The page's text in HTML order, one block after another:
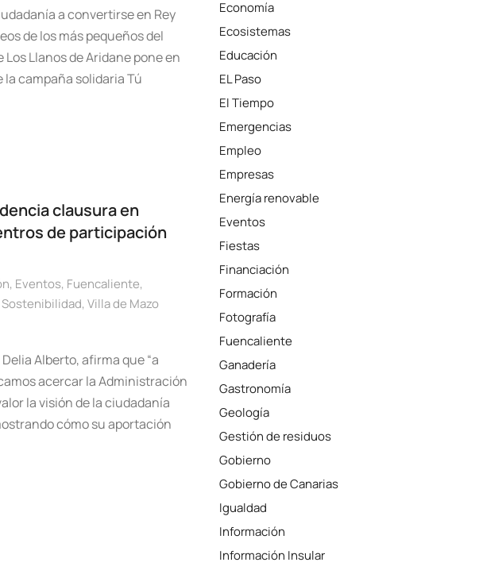
a convertirse en Rey
de los más pequeños del
Llanos de Aridane pone en
campaña solidaria Tú
clausura en
de participación
, Eventos, Fuencaliente,
Sostenibilidad, Villa de Mazo
Alberto, afirma que “a
acercar la Administración
la visión de la ciudadanía
cómo su aportación
Economía
Ecosistemas
Educación
EL Paso
El Tiempo
Emergencias
Empleo
Empresas
Energía renovable
Eventos
Fiestas
Financiación
Formación
Fotografía
Fuencaliente
Ganadería
Gastronomía
Geología
Gestión de residuos
Gobierno
Gobierno de Canarias
Igualdad
Información
Información Insular